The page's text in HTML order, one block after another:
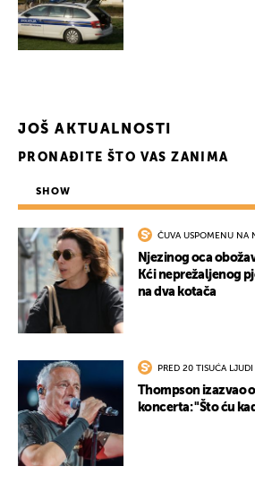
JOŠ AKTUALNOSTI
PRONAĐITE ŠTO VAS ZANIMA
SHOW
ČUVA USPOMENU NA
Njezinog oca
Kći neprežaljenog
na dva kotača
PRED 20 TISUĆA LJUDI
Thompson izazvao
koncerta: "Što ću